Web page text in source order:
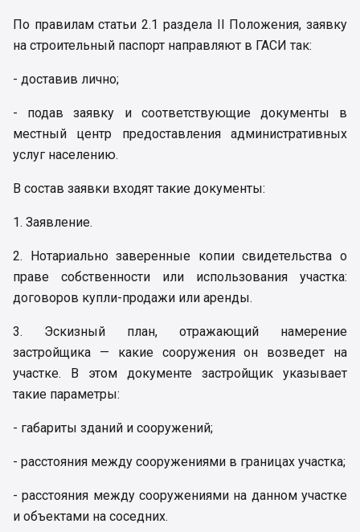
По правилам статьи 2.1 раздела II Положения, заявку
на строительный паспорт направляют в ГАСИ так:
- доставив лично;
- подав заявку и соответствующие документы в
местный центр предоставления административных
услуг населению.
В состав заявки входят такие документы:
1. Заявление.
2. Нотариально заверенные копии свидетельства о
праве собственности или использования участка:
договоров купли-продажи или аренды.
3. Эскизный план, отражающий намерение
застройщика — какие сооружения он возведет на
участке. В этом документе застройщик указывает
такие параметры:
- габариты зданий и сооружений;
- расстояния между сооружениями в границах участка;
- расстояния между сооружениями на данном участке
и объектами на соседних.